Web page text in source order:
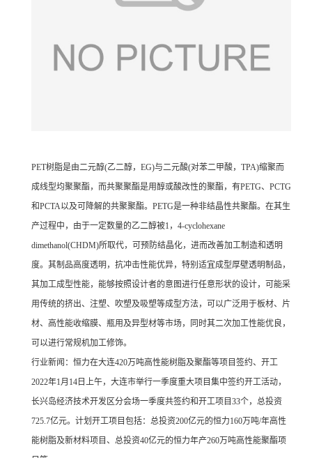
PET树脂是由二元醇(乙二醇，EG)与二元酸(对苯二甲酸，TPA)缩聚而
成线型均聚聚酯，而共聚聚酯是用醇或酸改性的聚酯，有PETG、PCTG
和PCTA以及可降解的共聚聚酯。PETG是一种非结晶性共聚酯。在其生
产过程中，由于一定数量的乙二醇被1，4-cyclohexane
dimethanol(CHDM)所取代，可预防结晶化，进而改善加工制造和透明
度。其制品高度透明，抗冲击性能优异，特别适宜成型厚壁透明制品，
其加工成型性能，能够按照设计者的意图进行任意形状的设计，可能采
用传统的挤出、注塑、吹塑及吸塑等成型方法，可以广泛用于板材、片
材、高性能收缩膜、瓶用及异型材等市场，同时其二次加工性能优良，
可以进行常规机加工修饰。
行业新闻：恒力在大连420万吨高性能树脂及聚酯等项目签约、开工
2022年1月14日上午，大连市举行一季度重大项目集中签约开工活动，
长兴岛经济技术开发区分会场一季度共签约和开工项目33个，总投资
725.7亿元。计划开工项目包括：总投资200亿元的恒力160万吨/年高性
能树脂及新材料项目、总投资40亿元的恒力年产260万吨高性能聚酯项